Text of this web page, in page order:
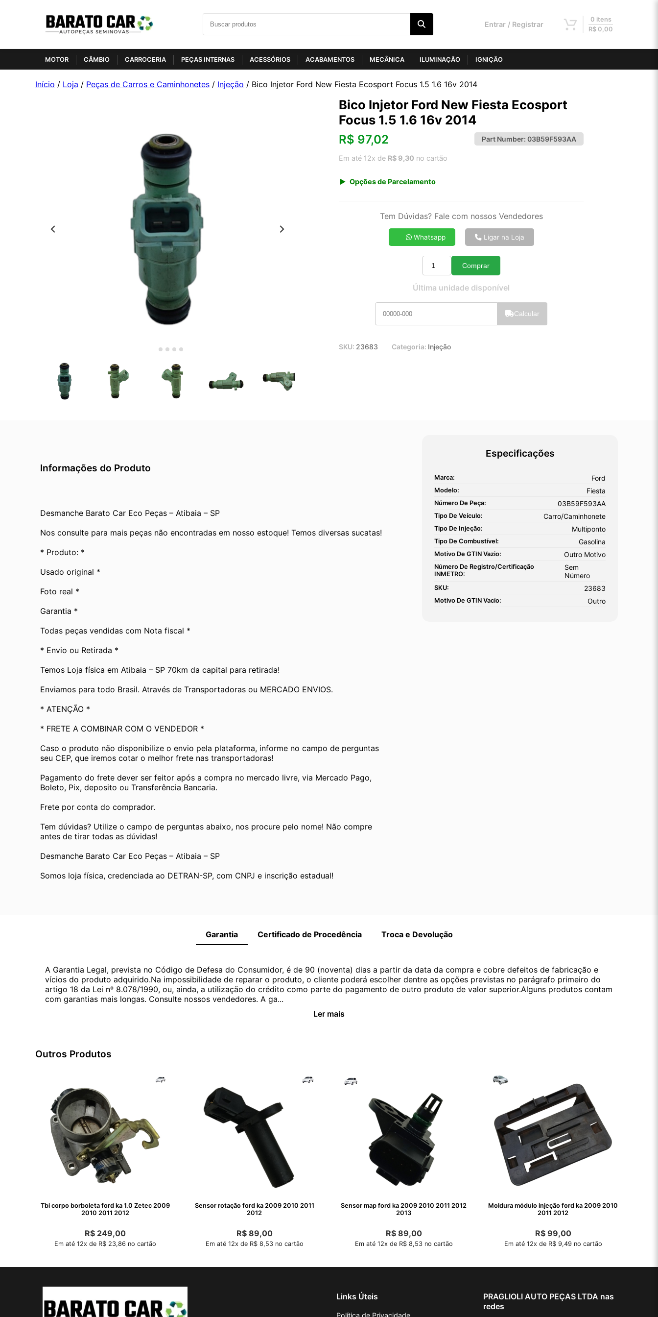
Entrar / Registrar
0 itens
R$ 0,00
MOTOR CÂMBIO CARROCERIA PEÇAS INTERNAS ACESSÓRIOS ACABAMENTOS MECÂNICA ILUMINAÇÃO IGNIÇÃO
Início / Loja / Peças de Carros e Caminhonetes / Injeção / Bico Injetor Ford New Fiesta Ecosport Focus 1.5 1.6 16v 2014
Bico Injetor Ford New Fiesta Ecosport
Focus 1.5 1.6 16v 2014
R$ 97,02 Part Number: 03B59F593AA
Em até 12x de R$ 9,30 no cartão
Opções de Parcelamento
8x de R$ 13,56
10x de R$ 10,99
12x de R$ 9,30
Tem Dúvidas? Fale com nossos Vendedores
Whatsapp Ligar na Loja
Quantidade
Comprar
Última unidade disponível
Calcular
SKU: 23683 Categoria: Injeção
Informações do Produto
Desmanche Barato Car Eco Peças – Atibaia – SP
Nos consulte para mais peças não encontradas em nosso estoque! Temos diversas sucatas!
* Produto: *
Usado original *
Foto real *
Garantia *
Todas peças vendidas com Nota fiscal *
* Envio ou Retirada *
Temos Loja física em Atibaia – SP 70km da capital para retirada!
Enviamos para todo Brasil. Através de Transportadoras ou MERCADO ENVIOS.
* ATENÇÃO *
* FRETE A COMBINAR COM O VENDEDOR *
Caso o produto não disponibilize o envio pela plataforma, informe no campo de perguntas
seu CEP, que iremos cotar o melhor frete nas transportadoras!
Pagamento do frete dever ser feitor após a compra no mercado livre, via Mercado Pago,
Boleto, Pix, deposito ou Transferência Bancaria.
Frete por conta do comprador.
Tem dúvidas? Utilize o campo de perguntas abaixo, nos procure pelo nome! Não compre
antes de tirar todas as dúvidas!
Desmanche Barato Car Eco Peças – Atibaia – SP
Somos loja física, credenciada ao DETRAN-SP, com CNPJ e inscrição estadual!
Especificações
Marca: Ford
Modelo: Fiesta
Número De Peça: 03B59F593AA
Tipo De Veículo: Carro/Caminhonete
Tipo De Injeção: Multiponto
Tipo De Combustível: Gasolina
Motivo De GTIN Vazio: Outro Motivo
Número De Registro/certificação
INMETRO:
Sem
Número
SKU: 23683
Motivo De GTIN Vacío: Outro
Garantia Certificado de Procedência Troca e Devolução
A Garantia Legal, prevista no Código de Defesa do Consumidor, é de 90 (noventa) dias a partir da data da compra e cobre defeitos de fabricação e
vícios do produto adquirido.Na impossibilidade de reparar o produto, o cliente poderá escolher dentre as opções previstas no parágrafo primeiro do
artigo 18 da Lei nº 8.078/1990, ou, ainda, a utilização do crédito como parte do pagamento de outro produto de valor superior.Alguns produtos contam
com garantias mais longas. Consulte nossos vendedores. A ga...
Ler mais
Outros Produtos
Tbi corpo borboleta ford ka 1.0 Zetec 2009
2010 2011 2012
R$249,00
Em até 12x de R$ 23,86 no cartão
Sensor rotação ford ka 2009 2010 2011
2012
R$89,00
Em até 12x de R$ 8,53 no cartão
Sensor map ford ka 2009 2010 2011 2012
2013
R$89,00
Em até 12x de R$ 8,53 no cartão
Moldura módulo injeção ford ka 2009 2010
2011 2012
R$99,00
Em até 12x de R$ 9,49 no cartão
Links Úteis
Política de Privacidade
PRAGLIOLI AUTO PEÇAS LTDA nas
redes